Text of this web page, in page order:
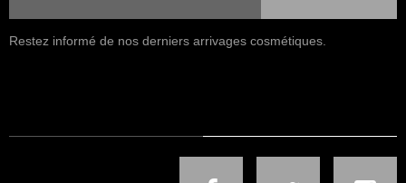
Restez informé de nos derniers arrivages cosmétiques.